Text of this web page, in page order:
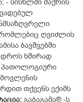
სისხლში შაქრის
ღვიძლის
ბავშვებში
დროს ხშირად
პათოლოგიური
თქვენს ექიმს
გაბაგამა® -ს